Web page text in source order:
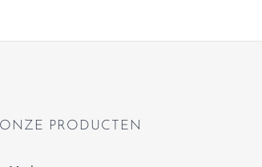
ONZE PRODUCTEN